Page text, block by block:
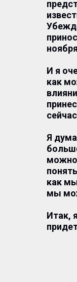
И я
как
Я
можно
как
мы
Итак,